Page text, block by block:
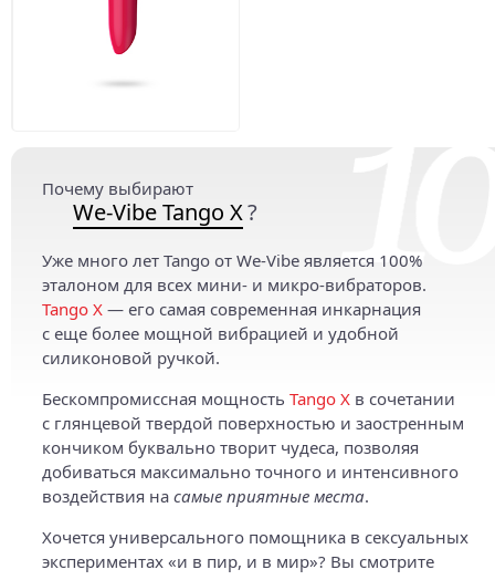
Почему выбирают
We-Vibe Tango X?
Уже много лет Tango от We-Vibe является 100%
эталоном для всех мини- и микро-вибраторов.
Tango X — его самая современная инкарнация
с еще более мощной вибрацией и удобной
силиконовой ручкой.
Бескомпромиссная мощность Tango X в сочетании
с глянцевой твердой поверхностью и заостренным
кончиком буквально творит чудеса, позволяя
добиваться максимально точного и интенсивного
воздействия на самые приятные места.
Хочется универсального помощника в сексуальных
экспериментах «и в пир, и в мир»? Вы смотрите